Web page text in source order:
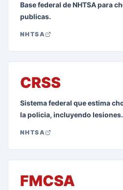
Base federal de NHTSA para
publicas.
NHTSA
CRSS
Sistema federal que estima
la policia, incluyendo lesiones.
NHTSA
FMCSA